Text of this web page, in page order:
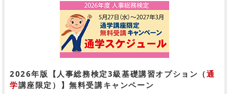
2026年版【人事総務検定3級基礎講習オプション（通
学講座限定）】無料受講キャンペーン